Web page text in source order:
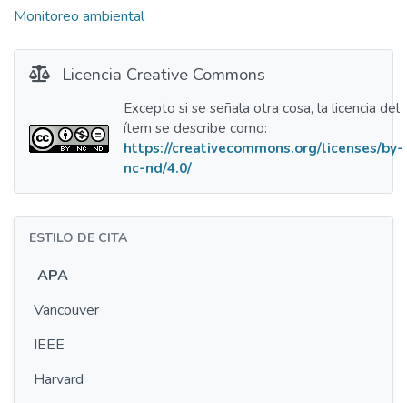
Monitoreo ambiental
Licencia Creative Commons
Excepto si se señala otra cosa, la licencia del
ítem se describe como:
https://creativecommons.org/licenses/by-
nc-nd/4.0/
ESTILO DE CITA
APA
Vancouver
IEEE
Harvard